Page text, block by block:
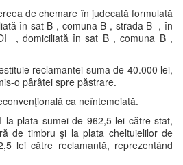
de chemare în judecată formulată
în sat B , comuna B , strada B , în
, domiciliată în sat B , comuna B ,
reclamantei suma de 40.000 lei,
o pârâtei spre păstrare.
ca neîntemeiată.
la plata sumei de 962,5 lei către stat,
de timbru şi la plata cheltuielilor de
lei către reclamantă, reprezentând